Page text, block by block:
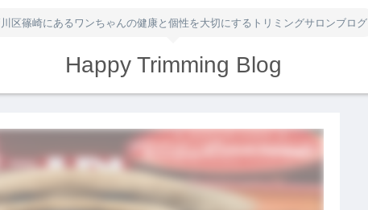
区篠崎にあるワンちゃんの健康と個性を大切にするトリミングサロンブログ
Happy Trimming Blog